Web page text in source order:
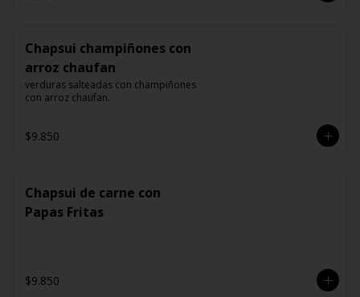
Chapsui champiñones con
arroz chaufan
verduras salteadas con champiñones
con arroz chaufan.
$9.850
Chapsui de carne con
Papas Fritas
$9.850